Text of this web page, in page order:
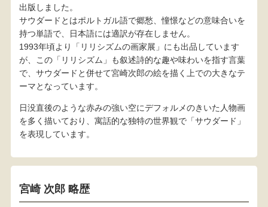
出版しました。
サウダードとはポルトガル語で郷愁、憧憬などの意味合いを
持つ単語で、日本語には適訳が存在しません。
1993年頃より「リリシズムの画家展」にも出品しています
が、この「リリシズム」も叙述詩的な趣や味わいを指す言葉
で、サウダードと併せて宮崎次郎の絵を描く上での大きなテ
ーマとなっています。
日没直後のような赤みの強い空にデフォルメのきいた人物画
を多く描いており、寓話的な独特の世界観で「サウダード」
を表現しています。
宮崎 次郎 略歴